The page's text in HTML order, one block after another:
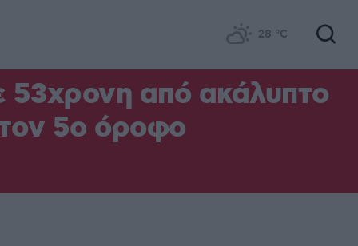
28 °C
53χρονη από ακάλυπτο
5ο όροφο